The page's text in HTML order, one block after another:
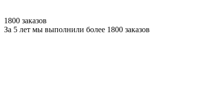
1800 заказов
За 5 лет мы выполнили более 1800 заказов